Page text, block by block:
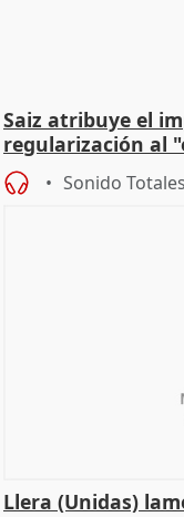
Saiz atribuye el
regularización al
Sonido Totales
Llera (Unidas)